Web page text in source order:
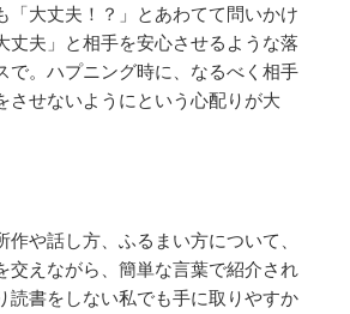
「大丈夫！？」とあわてて問いかけ
丈夫」と相手を安心させるような落
で。ハプニング時に、なるべく相手
させないようにという心配りが大
作や話し方、ふるまい方について、
交えながら、簡単な言葉で紹介され
読書をしない私でも手に取りやすか